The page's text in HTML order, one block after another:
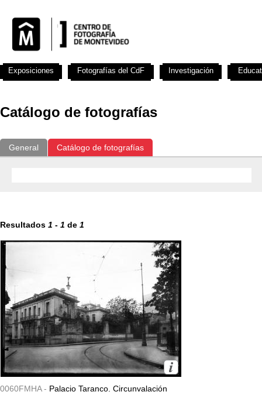
Catálogo de fotografías
General Catálogo de fotografías
Resultados 1 - 1 de 1
0060FMHA - Palacio Taranco. Circunvalación
Exposiciones Fotografías del CdF Investigación